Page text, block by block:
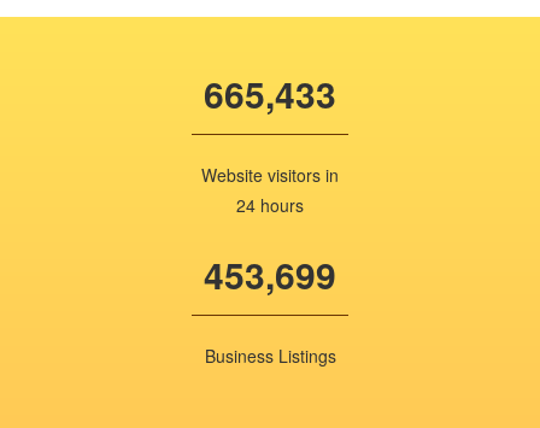
665,433
Website visitors in
24 hours
453,699
Business Listings